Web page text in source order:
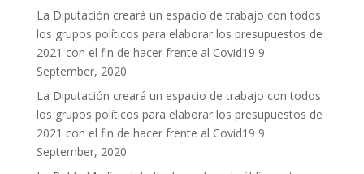
La Diputación creará un espacio de trabajo con todos
los grupos políticos para elaborar los presupuestos de
2021 con el fin de hacer frente al Covid19 9
September, 2020
La Diputación creará un espacio de trabajo con todos
los grupos políticos para elaborar los presupuestos de
2021 con el fin de hacer frente al Covid19 9
September, 2020